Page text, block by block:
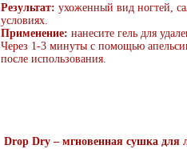
Результат: ухоженный вид ногтей,
условиях.
Применение: нанесите гель для
Через 1-3 минуты с помощью
после использования.
Drop Dry – мгновенная сушка для